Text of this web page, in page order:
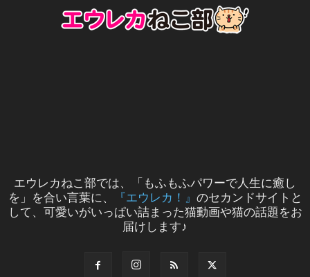
エウレカねこ部では、「もふもふパワーで人生に癒し
を」を合い言葉に、
『エウレカ！』 のセカンドサイトと
して、可愛いがいっぱい詰まった猫動画や猫の話題をお
届けします♪